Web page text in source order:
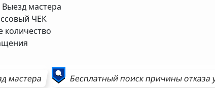
мастера
ЧЕК
мастера Бесплатный поиск причины отказа